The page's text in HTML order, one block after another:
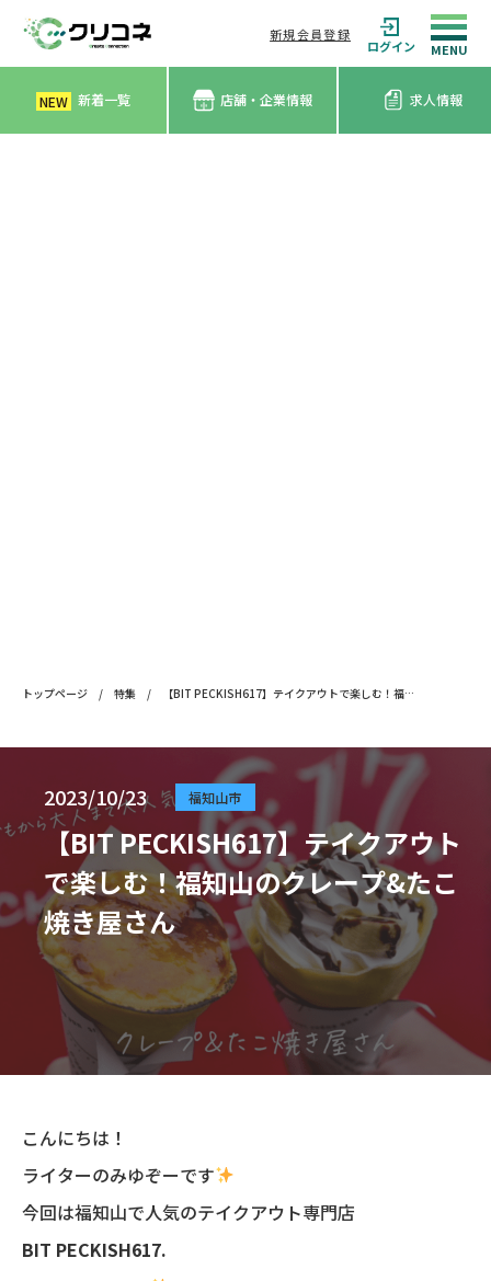
新規会員登録
ログイン
NEW 新着一覧 店舗・企業情報 求人情報
トップページ / 特集 / 【BIT PECKISH617】テイクアウトで楽しむ！福知山のクレープ
2023/10/23 福知山市
【BIT PECKISH617】テイクアウト
で楽しむ！福知山のクレープ&たこ
焼き屋さん
こんにちは！
ライターのみゆぞーです
今回は福知山で人気のテイクアウト専門店
BIT PECKISH617.